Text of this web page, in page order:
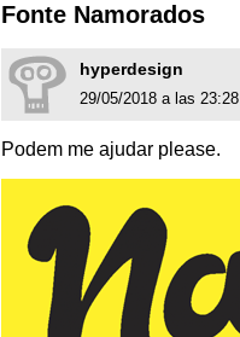
Fonte Namorados
hyperdesign
29/05/2018 a las 23:28
Podem me ajudar please.